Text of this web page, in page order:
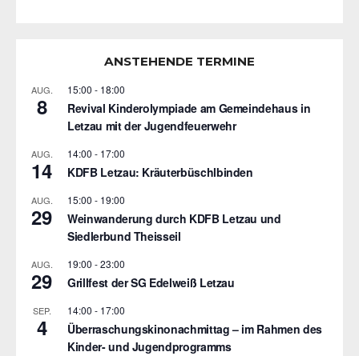
ANSTEHENDE TERMINE
AUG.
8
15:00 - 18:00
Revival Kinderolympiade am Gemeindehaus in
Letzau mit der Jugendfeuerwehr
AUG.
14
14:00 - 17:00
KDFB Letzau: Kräuterbüschlbinden
AUG.
29
15:00 - 19:00
Weinwanderung durch KDFB Letzau und
Siedlerbund Theisseil
AUG.
29
19:00 -23:00
Grillfest der SG Edelweiß Letzau
SEP.
4
14:00 - 17:00
Überraschungskinonachmittag – im Rahmen des
Kinder- und Jugendprogramms